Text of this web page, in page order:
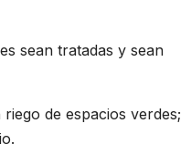
sean tratadas y sean
de espacios verdes;